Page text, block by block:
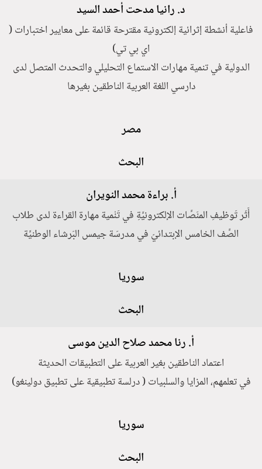
د. رانيا مدحت أحمد السيد
فاعلية أنشطة إثرائية إلكترونية مقترحة قائمة على معايير اختبارات (
اي بي تي)
الدولية في تنمية مهارات الاستماع التحليلي والتحدث المتصل لدى
دارسي اللغة العربية الناطقين بغيرها
مصر
البحث
أ. براءة محمد النويران
أَثَر تَوظيفِ المنَصَّات الإلكترونيَّةِ في تَنْمية مهارة القراءة لدى طلاب
الصَّف الخامس الإبتدائيّ في مدرسَة جيمس البَرشاء الوطنيَّة
سوريا
البحث
أ. رنا محمد صلاح الدين موسى
اعتماد الناطقين بغير العربية على التطبيقات الحديثة
في تعلمهم، المزايا والسلبيات ( درلسة تطبيقية على تطبيق دولينغو)
سوريا
البحث